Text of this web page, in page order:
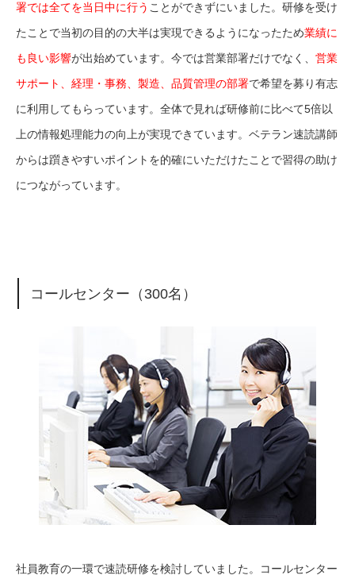
署では全てを当日中に行う ことができずにいました。研修を受け
たことで当初の目的の大半は実現できるようになったため業績に
も良い影響が出始めています。今では営業部署だけでなく、 営業
サポート、経理・事務、製造、品質管理の部署で希望を募り有志
に利用してもらっています。全体で見れば研修前に比べて5倍以
上の情報処理能力の向上が実現できています。ベテラン速読講師
からは躓きやすいポイントを的確にいただけたことで習得の助け
につながっています。
コールセンター（300名）
社員教育の一環で速読研修を検討していました。コールセンター